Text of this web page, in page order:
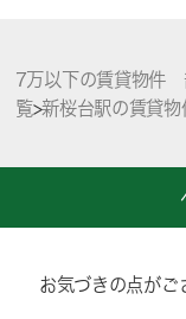
7万以下の賃貸物件
覧>新桜台駅の賃貸物
お気づきの点がご